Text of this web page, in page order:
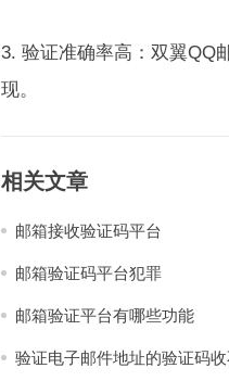
3. 验证准确率高：双翼QQ
现。
相关文章
邮箱接收验证码平台
邮箱验证码平台犯罪
邮箱验证平台有哪些功能
验证电子邮件地址的验证码收